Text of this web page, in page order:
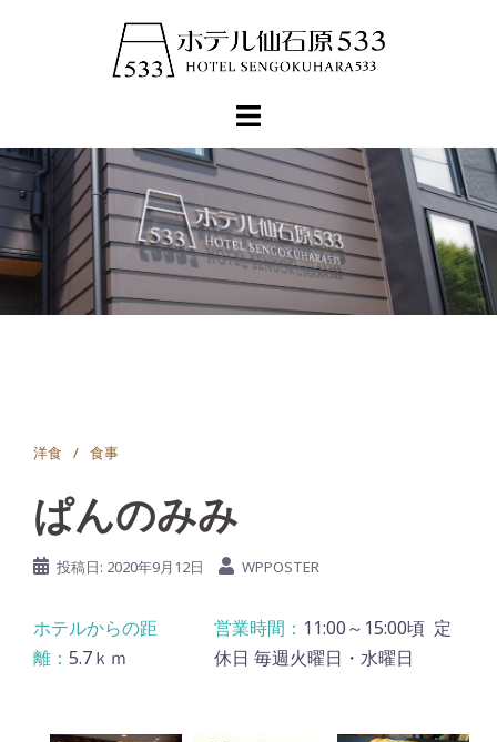
へ
ス
キ
ッ
プ
洋食 食事
ぱんのみみ
投稿日: 2020年9月12日 WPPOSTER
5.7ｋｍ
11:00～15:00頃 定
休日 毎週火曜日・水曜日